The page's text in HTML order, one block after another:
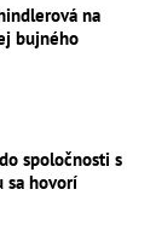
na
bujného
spoločnosti s
sa hovorí